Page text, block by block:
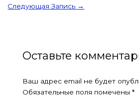
Следующая Запись →
Оставьте
Ваш адрес email не будет
Обязательные поля помечены *